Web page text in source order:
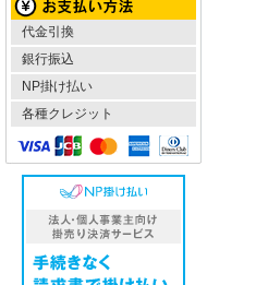
代金引換
銀行振込
NP掛け払い
各種クレジット